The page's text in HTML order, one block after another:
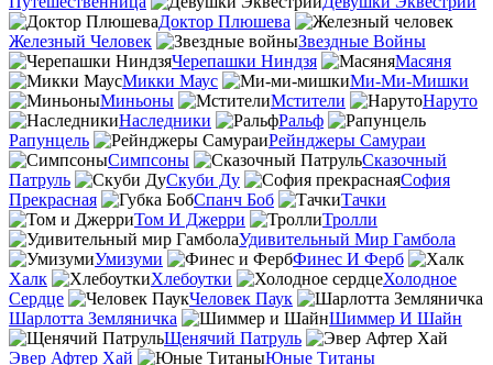
Доктор Плюшева
Железный Человек
Звездные Войны
Черепашки Ниндзя
Масяня
Микки Маус
Ми-Ми-Мишки
Миньоны
Мстители
Наруто
Наследники
Ральф
Рапунцель
Рейнджеры Самураи
Симпсоны
Сказочный
Патруль
Скуби Ду
София
Прекрасная
Спанч Боб
Тачки
Том И Джерри
Тролли
Удивительный Мир Гамбола
Умизуми
Финес И Ферб
Халк
Хлебоутки
Холодное
Сердце
Человек Паук
Шарлотта Земляничка
Шиммер И Шайн
Щенячий Патруль
Эвер Афтер Хай
Юные Титаны